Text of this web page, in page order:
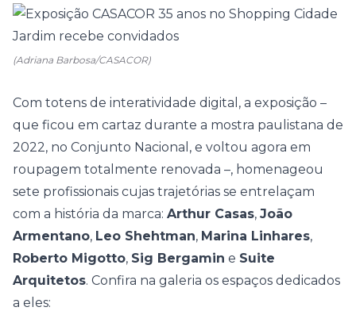
(Adriana Barbosa/CASACOR)
Com totens de interatividade digital, a exposição –
que ficou em cartaz durante a mostra paulistana de
2022, no Conjunto Nacional, e voltou agora em
roupagem totalmente renovada –, homenageou
sete profissionais cujas trajetórias se entrelaçam
com a história da marca: Arthur Casas, João
Armentano, Leo Shehtman, Marina Linhares,
Roberto Migotto, Sig Bergamin e Suite
Arquitetos. Confira na galeria os espaços dedicados
a eles: